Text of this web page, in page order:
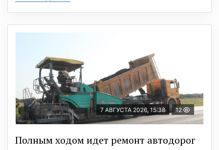
7 АВГУСТА 2026, 15:38 12
Полным ходом идет ремонт автодорог